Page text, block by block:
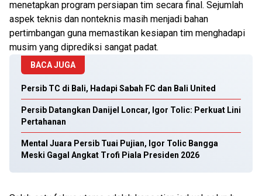
menetapkan program persiapan tim secara final. Sejumlah
aspek teknis dan nonteknis masih menjadi bahan
pertimbangan guna memastikan kesiapan tim menghadapi
musim yang diprediksi sangat padat.
BACA JUGA
Persib TC di Bali, Hadapi Sabah FC dan Bali United
Persib Datangkan Danijel Loncar, Igor Tolic: Perkuat Lini
Pertahanan
Mental Juara Persib Tuai Pujian, Igor Tolic Bangga
Meski Gagal Angkat Trofi Piala Presiden 2026